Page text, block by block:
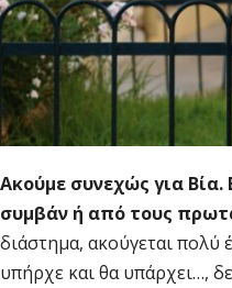
Ακούμε συνεχώς για
συμβάν ή από τους
διάστημα, ακούγεται πολύ
υπήρχε και θα υπάρχει…,